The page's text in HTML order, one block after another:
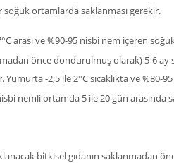
ortamlarda saklanması gerekir.
arası ve %90-95 nisbi nem içeren
önce dondurulmuş olarak) 5-6
Yumurta -2,5 ile 2°C sıcaklıkta ve
nemli ortamda 5 ile 20 gün
bitkisel gıdanın saklanmadan